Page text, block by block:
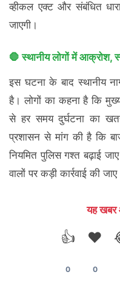
व्हीकल एक्ट और संबंधित
जाएगी।
🛑 स्थानीय लोगों में आक्रोश,
इस घटना के बाद स्थानीय
है। लोगों का कहना है कि मुख्य
से हर समय दुर्घटना का
प्रशासन से मांग की है कि
नियमित पुलिस गश्त बढ़ाई
वालों पर कड़ी कार्रवाई की
यह खबर
👍
0
❤️
0